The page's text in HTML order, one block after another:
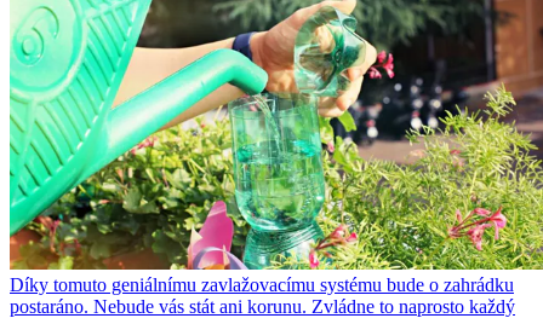
Díky tomuto geniálnímu zavlažovacímu systému bude o zahrádku
postaráno. Nebude vás stát ani korunu. Zvládne to naprosto každý